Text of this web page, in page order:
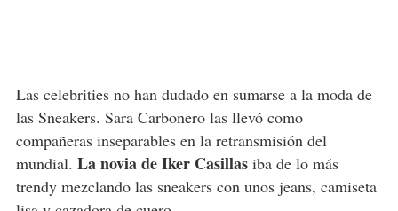
Las celebrities no han dudado en sumarse a la moda de
las Sneakers. Sara Carbonero las llevó como
compañeras inseparables en la retransmisión del
mundial. La novia de Iker Casillasiba de lo más
trendy mezclando las sneakers con unos jeans, camiseta